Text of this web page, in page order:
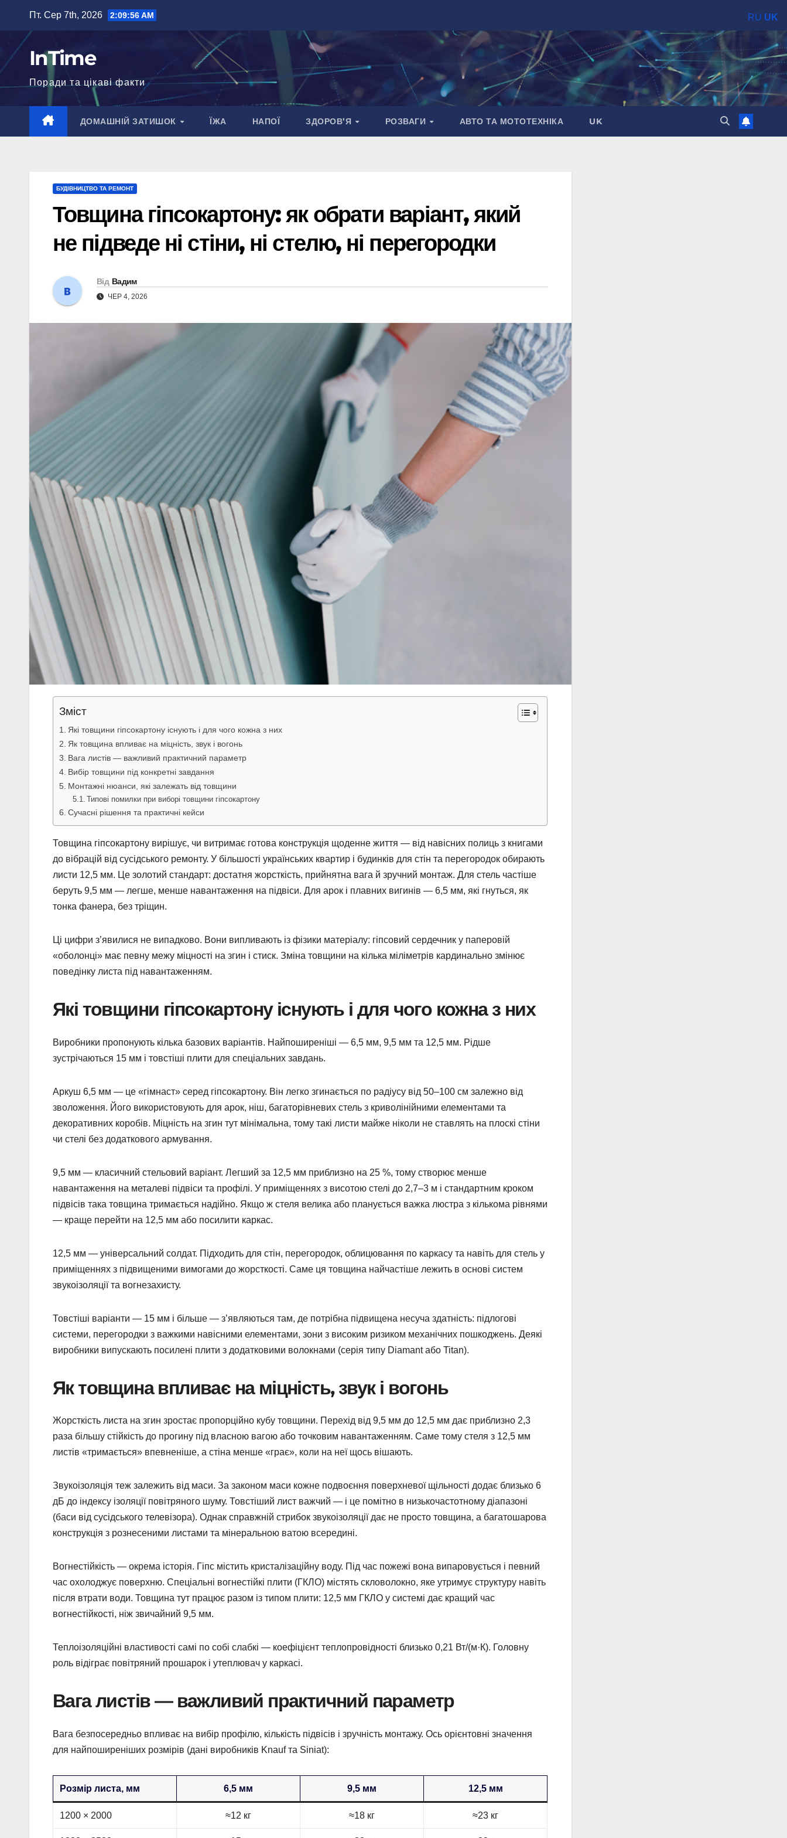
вмісту
Пт. Сер 7th, 2026 2:09:58 AM
InTime
Поради та цікаві факти
ДОМАШНІЙ ЗАТИШОК ЇЖА НАПОЇ ЗДОРОВ’Я РОЗВАГИ АВТО ТА МОТОТЕХНІКА UK
БУДІВНИЦТВО ТА РЕМОНТ
Товщина гіпсокартону: як обрати варіант, який
не підведе ні стіни, ні стелю, ні перегородки
Від Вадим
ЧЕР 4, 2026
Зміст
Які товщини гіпсокартону існують і для чого кожна з них
Як товщина впливає на міцність, звук і вогонь
Вага листів — важливий практичний параметр
Вибір товщини під конкретні завдання
Монтажні нюанси, які залежать від товщини
Типові помилки при виборі товщини гіпсокартону
Сучасні рішення та практичні кейси
Товщина гіпсокартону вирішує, чи витримає готова конструкція щоденне життя — від навісних полиць з книгами
до вібрацій від сусідського ремонту. У більшості українських квартир і будинків для стін та перегородок обирають
листи 12,5 мм. Це золотий стандарт: достатня жорсткість, прийнятна вага й зручний монтаж. Для стель частіше
беруть 9,5 мм — легше, менше навантаження на підвіси. Для арок і плавних вигинів — 6,5 мм, які гнуться, як
тонка фанера, без тріщин.
Ці цифри з’явилися не випадково. Вони випливають із фізики матеріалу: гіпсовий сердечник у паперовій
«оболонці» має певну межу міцності на згин і стиск. Зміна товщини на кілька міліметрів кардинально змінює
поведінку листа під навантаженням.
Які товщини гіпсокартону існують і для чого кожна з них
Виробники пропонують кілька базових варіантів. Найпоширеніші — 6,5 мм, 9,5 мм та 12,5 мм. Рідше
зустрічаються 15 мм і товстіші плити для спеціальних завдань.
Аркуш 6,5 мм — це «гімнаст» серед гіпсокартону. Він легко згинається по радіусу від 50–100 см залежно від
зволоження. Його використовують для арок, ніш, багаторівневих стель з криволінійними елементами та
декоративних коробів. Міцність на згин тут мінімальна, тому такі листи майже ніколи не ставлять на плоскі стіни
чи стелі без додаткового армування.
9,5 мм — класичний стельовий варіант. Легший за 12,5 мм приблизно на 25 %, тому створює менше
навантаження на металеві підвіси та профілі. У приміщеннях з висотою стелі до 2,7–3 м і стандартним кроком
підвісів така товщина тримається надійно. Якщо ж стеля велика або планується важка люстра з кількома рівнями
— краще перейти на 12,5 мм або посилити каркас.
12,5 мм — універсальний солдат. Підходить для стін, перегородок, облицювання по каркасу та навіть для стель у
приміщеннях з підвищеними вимогами до жорсткості. Саме ця товщина найчастіше лежить в основі систем
звукоізоляції та вогнезахисту.
Товстіші варіанти — 15 мм і більше — з’являються там, де потрібна підвищена несуча здатність: підлогові
системи, перегородки з важкими навісними елементами, зони з високим ризиком механічних пошкоджень. Деякі
виробники випускають посилені плити з додатковими волокнами (серія типу Diamant або Titan).
Як товщина впливає на міцність, звук і вогонь
Жорсткість листа на згин зростає пропорційно кубу товщини. Перехід від 9,5 мм до 12,5 мм дає приблизно 2,3
раза більшу стійкість до прогину під власною вагою або точковим навантаженням. Саме тому стеля з 12,5 мм
листів «тримається» впевненіше, а стіна менше «грає», коли на неї щось вішають.
Звукоізоляція теж залежить від маси. За законом маси кожне подвоєння поверхневої щільності додає близько 6
дБ до індексу ізоляції повітряного шуму. Товстіший лист важчий — і це помітно в низькочастотному діапазоні
(баси від сусідського телевізора). Однак справжній стрибок звукоізоляції дає не просто товщина, а багатошарова
конструкція з рознесеними листами та мінеральною ватою всередині.
Вогнестійкість — окрема історія. Гіпс містить кристалізаційну воду. Під час пожежі вона випаровується і певний
час охолоджує поверхню. Спеціальні вогнестійкі плити (ГКЛО) містять скловолокно, яке утримує структуру навіть
після втрати води. Товщина тут працює разом із типом плити: 12,5 мм ГКЛО у системі дає кращий час
вогнестійкості, ніж звичайний 9,5 мм.
Теплоізоляційні властивості самі по собі слабкі — коефіцієнт теплопровідності близько 0,21 Вт/(м·К). Головну
роль відіграє повітряний прошарок і утеплювач у каркасі.
Вага листів — важливий практичний параметр
Вага безпосередньо впливає на вибір профілю, кількість підвісів і зручність монтажу. Ось орієнтовні значення
для найпоширеніших розмірів (дані виробників Knauf та Siniat):
Розмір листа, мм 6,5 мм 9,5 мм 12,5 мм
1200 × 2000 ≈12 кг ≈18 кг ≈23 кг
RU UK